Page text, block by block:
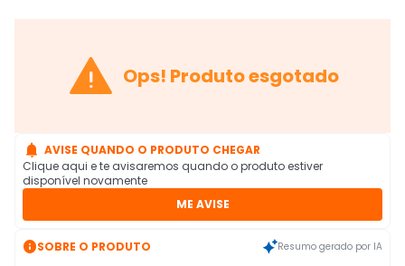
 Ops! Produto esgotado
 AVISE QUANDO O PRODUTO CHEGAR
Clique aqui e te avisaremos quando o produto estiver
disponível novamente
ME AVISE
SOBRE O PRODUTO Resumo gerado por IA